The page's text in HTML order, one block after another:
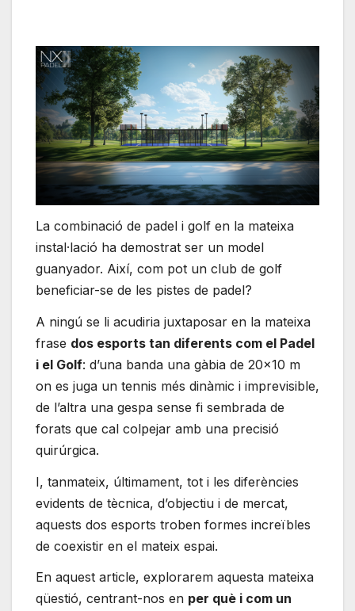
La combinació de padel i golf en la mateixa
instal·lació ha demostrat ser un model
guanyador. Així, com pot un club de golf
beneficiar-se de les pistes de padel?
A ningú se li acudiria juxtaposar en la mateixa
frase dos esports tan diferents com el Padel
i el Golf: d’una banda una gàbia de 20×10 m
on es juga un tennis més dinàmic i imprevisible,
de l’altra una gespa sense fi sembrada de
forats que cal colpejar amb una precisió
quirúrgica.
I, tanmateix, últimament, tot i les diferències
evidents de tècnica, d’objectiu i de mercat,
aquests dos esports troben formes increïbles
de coexistir en el mateix espai.
En aquest article, explorarem aquesta mateixa
qüestió, centrant-nos en per què i com un